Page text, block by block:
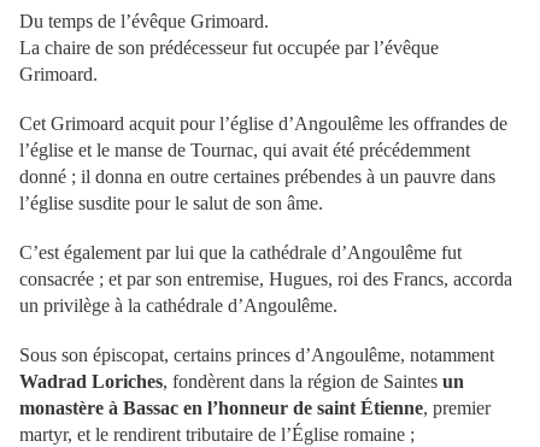
Du temps de l’évêque Grimoard.
La chaire de son prédécesseur fut occupée par l’évêque
Grimoard.
Cet Grimoard acquit pour l’église d’Angoulême les offrandes de
l’église et le manse de Tournac, qui avait été précédemment
donné ; il donna en outre certaines prébendes à un pauvre dans
l’église susdite pour le salut de son âme.
C’est également par lui que la cathédrale d’Angoulême fut
consacrée ; et par son entremise, Hugues, roi des Francs, accorda
un privilège à la cathédrale d’Angoulême.
Sous son épiscopat, certains princes d’Angoulême, notamment
Wadrad Loriches, fondèrent dans la région de Saintes un
monastère à Bassac en l’honneur de saint Étienne, premier
martyr, et le rendirent tributaire de l’Église romaine ;